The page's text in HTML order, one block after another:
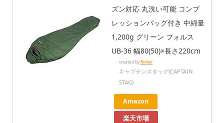
ズン対応 丸洗い可能 コンプ
レッションバッグ付き 中綿量
1,200g グリーン フォルス
UB-36 幅80(50)×長さ220cm
created byRinker
キャプテンスタッグ(CAPTAIN
STAG)
Amazon
楽天市場